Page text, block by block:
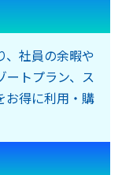
、社員の余暇や
ートプラン、ス
お得に利用・購